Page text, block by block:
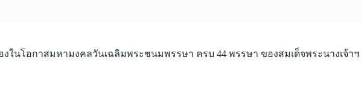
ในโอกาสมหามงคลวันเฉลิมพระชนมพรรษา ครบ 44 พรรษา ของสมเด็จพระนางเจ้า